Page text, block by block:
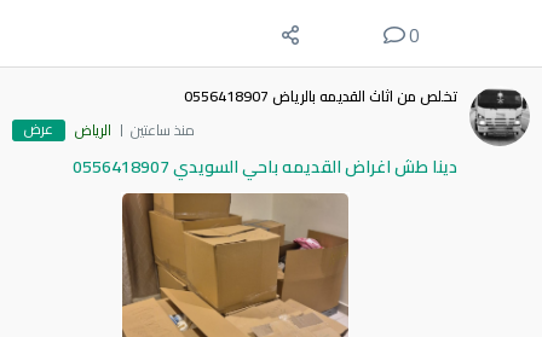
0
تخلص من اثاث القديمه بالرياض 0556418907
منذ ساعتين
الرياض عرض
دينا طش اغراض القديمه باحي السويدي 0556418907